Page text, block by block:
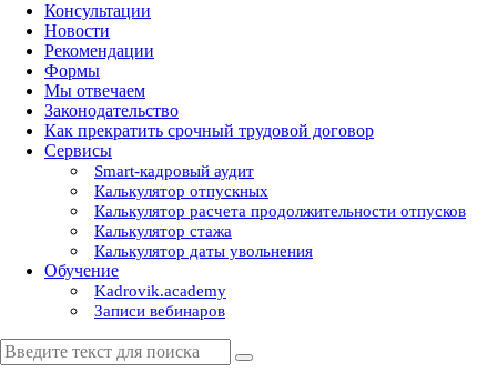
Консультации
Новости
Рекомендации
Формы
Мы отвечаем
Законодательство
Как прекратить срочный трудовой договор
Сервисы
Smart-кадровый аудит
Калькулятор отпускных
Калькулятор расчета продолжительности отпусков
Калькулятор стажа
Калькулятор даты увольнения
Обучение
Kadrovik.academy
Записи вебинаров